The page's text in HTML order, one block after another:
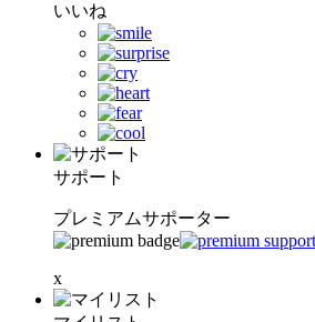
いいね
サポート
プレミアムサポーター
x